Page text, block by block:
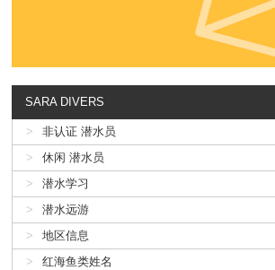
SARA DIVERS
非认证 潜水员
休闲 潜水员
潜水学习
潜水远游
地区信息
红海鱼类姓名